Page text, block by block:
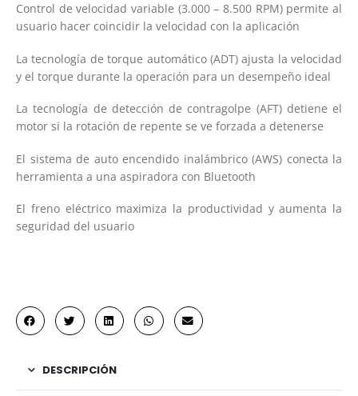
Control de velocidad variable (3.000 – 8.500 RPM) permite al
usuario hacer coincidir la velocidad con la aplicación
La tecnología de torque automático (ADT) ajusta la velocidad
y el torque durante la operación para un desempeño ideal
La tecnología de detección de contragolpe (AFT) detiene el
motor si la rotación de repente se ve forzada a detenerse
El sistema de auto encendido inalámbrico (AWS) conecta la
herramienta a una aspiradora con Bluetooth
El freno eléctrico maximiza la productividad y aumenta la
seguridad del usuario
DESCRIPCIÓN